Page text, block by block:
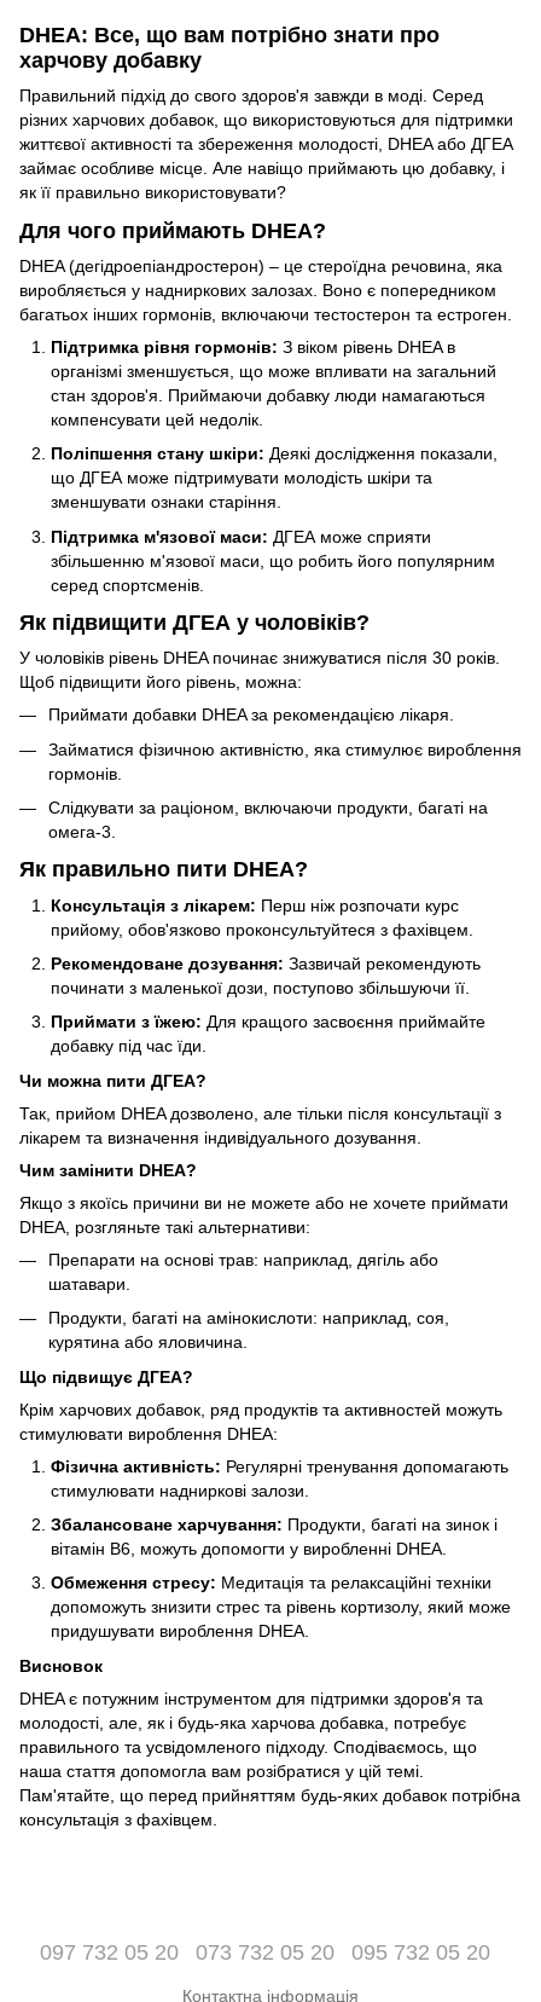
DHEA: Все, що вам потрібно знати про
харчову добавку
Правильний підхід до свого здоров'я завжди в моді. Серед
різних харчових добавок, що використовуються для підтримки
життєвої активності та збереження молодості, DHEA або ДГЕА
займає особливе місце. Але навіщо приймають цю добавку, і
як її правильно використовувати?
Для чого приймають DHEA?
DHEA (дегідроепіандростерон) – це стероїдна речовина, яка
виробляється у надниркових залозах. Воно є попередником
багатьох інших гормонів, включаючи тестостерон та естроген.
Підтримка рівня гормонів: З віком рівень DHEA в
організмі зменшується, що може впливати на загальний
стан здоров'я. Приймаючи добавку люди намагаються
компенсувати цей недолік.
Поліпшення стану шкіри: Деякі дослідження показали,
що ДГЕА може підтримувати молодість шкіри та
зменшувати ознаки старіння.
Підтримка м'язової маси: ДГЕА може сприяти
збільшенню м'язової маси, що робить його популярним
серед спортсменів.
Як підвищити ДГЕА у чоловіків?
У чоловіків рівень DHEA починає знижуватися після 30 років.
Щоб підвищити його рівень, можна:
Приймати добавки DHEA за рекомендацією лікаря.
Займатися фізичною активністю, яка стимулює вироблення
гормонів.
Слідкувати за раціоном, включаючи продукти, багаті на
омега-3.
Як правильно пити DHEA?
Консультація з лікарем: Перш ніж розпочати курс
прийому, обов'язково проконсультуйтеся з фахівцем.
Рекомендоване дозування: Зазвичай рекомендують
починати з маленької дози, поступово збільшуючи її.
Приймати з їжею: Для кращого засвоєння приймайте
добавку під час їди.
Чи можна пити ДГЕА?
Так, прийом DHEA дозволено, але тільки після консультації з
лікарем та визначення індивідуального дозування.
Чим замінити DHEA?
Якщо з якоїсь причини ви не можете або не хочете приймати
DHEA, розгляньте такі альтернативи:
Препарати на основі трав: наприклад, дягіль або
шатавари.
Продукти, багаті на амінокислоти: наприклад, соя,
курятина або яловичина.
Що підвищує ДГЕА?
Крім харчових добавок, ряд продуктів та активностей можуть
стимулювати вироблення DHEA:
Фізична активність: Регулярні тренування допомагають
стимулювати надниркові залози.
Збалансоване харчування: Продукти, багаті на зинок і
вітамін B6, можуть допомогти у виробленні DHEA.
Обмеження стресу: Медитація та релаксаційні техніки
допоможуть знизити стрес та рівень кортизолу, який може
придушувати вироблення DHEA.
Висновок
DHEA є потужним інструментом для підтримки здоров'я та
молодості, але, як і будь-яка харчова добавка, потребує
правильного та усвідомленого підходу. Сподіваємось, що
наша стаття допомогла вам розібратися у цій темі.
Пам'ятайте, що перед прийняттям будь-яких добавок потрібна
консультація з фахівцем.
097 732 05 20 073 732 05 20 095 732 05 20
Контактна інформація